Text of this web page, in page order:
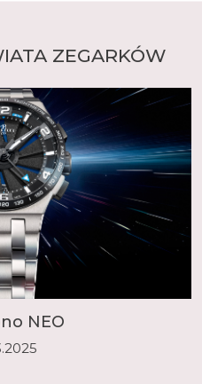
ZEGARKÓW
NEO